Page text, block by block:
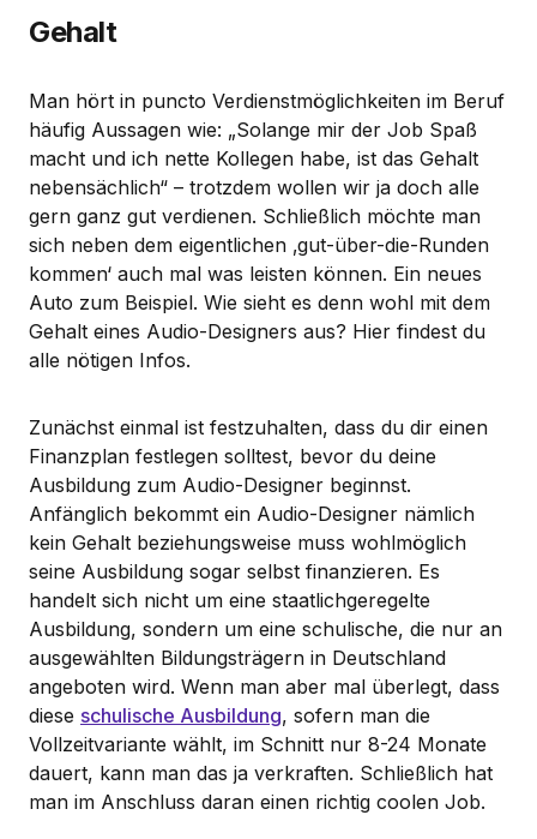
Gehalt
Man hört in puncto Verdienstmöglichkeiten im Beruf
häufig Aussagen wie: „Solange mir der Job Spaß
macht und ich nette Kollegen habe, ist das Gehalt
nebensächlich“ – trotzdem wollen wir ja doch alle
gern ganz gut verdienen. Schließlich möchte man
sich neben dem eigentlichen ‚gut-über-die-Runden
kommen‘ auch mal was leisten können. Ein neues
Auto zum Beispiel. Wie sieht es denn wohl mit dem
Gehalt eines Audio-Designers aus? Hier findest du
alle nötigen Infos.
Zunächst einmal ist festzuhalten, dass du dir einen
Finanzplan festlegen solltest, bevor du deine
Ausbildung zum Audio-Designer beginnst.
Anfänglich bekommt ein Audio-Designer nämlich
kein Gehalt beziehungsweise muss wohlmöglich
seine Ausbildung sogar selbst finanzieren. Es
handelt sich nicht um eine staatlichgeregelte
Ausbildung, sondern um eine schulische, die nur an
ausgewählten Bildungsträgern in Deutschland
angeboten wird. Wenn man aber mal überlegt, dass
diese schulische Ausbildung, sofern man die
Vollzeitvariante wählt, im Schnitt nur 8-24 Monate
dauert, kann man das ja verkraften. Schließlich hat
man im Anschluss daran einen richtig coolen Job.